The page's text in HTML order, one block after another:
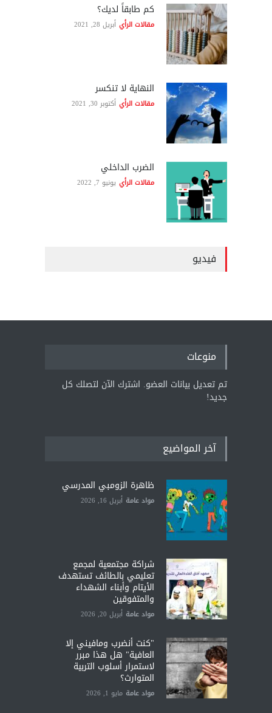
كم طابقاً لديك؟
مقالات الرأي أبريل 28, 2021
النهاية لا تنكسر
مقالات الرأي أكتوبر 30, 2021
الضرب الداخلي
مقالات الرأي يونيو 7, 2022
فيديو
منوعات
تم تعديل بيانات العضو. اشترك الآن لتصلك كل
جديد!
آخر المواضيع
ظاهرة الزومبي المدرسي
مواد عامة أبريل 16, 2026
شراكة مجتمعية لمجمع
تعليمي بالطائف تستهدف
الأيتام وأبناء الشهداء
والمتفوقين
مواد عامة أبريل 20, 2026
"كنت أنضرب ومافيني إلا
العافية" هل هذا مبرر
لاستمرار أسلوب التربية
المتوارث؟
مواد عامة مايو 1, 2026